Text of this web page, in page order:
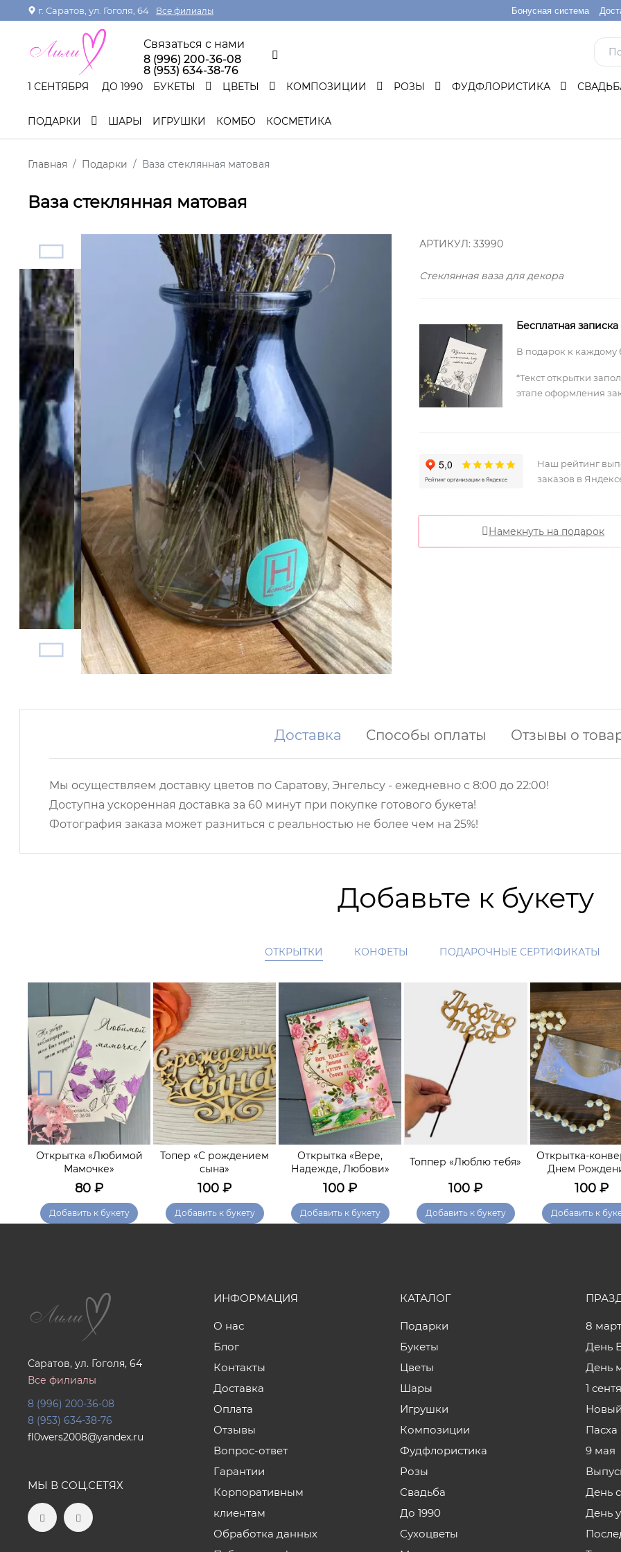
г. Саратов, ул. Гоголя, 64 Все филиалы Бонусная система
Связаться с нами
8 (996) 200-36-08
8 (953) 634-38-76
1 СЕНТЯБРЯ ДО 1990 БУКЕТЫ ЦВЕТЫ КОМПОЗИЦИИ РОЗЫ ФУДФЛОРИСТИКА
ПОДАРКИ ШАРЫ ИГРУШКИ КОМБО КОСМЕТИКА
Главная Подарки Ваза стеклянная матовая
Ваза стеклянная матовая
АРТИКУЛ: 33990
Стеклянная ваза для декора
Бесплатная записка
В подарок к каждому
*Текст открытки
этапе оформления
Наш рейтинг
заказов в
Намекнуть на подарок
Доставка Способы оплаты Отзывы о
Мы осуществляем доставку цветов по Саратову, Энгельсу - ежедневно с 8:00 до 22:00!
Доступна ускоренная доставка за 60 минут при покупке готового букета!
Фотография заказа может разниться с реальностью не более чем на 25%!
Добавьте к букету
ОТКРЫТКИ КОНФЕТЫ ПОДАРОЧНЫЕ СЕРТИФИКАТЫ
Открытка «Любимой
Мамочке»
80 ₽
Добавить к букету
Топер «С рождением
сына»
100 ₽
Добавить к букету
Открытка «Вере,
Надежде, Любови»
100 ₽
Добавить к букету
Топпер «Люблю тебя»
100 ₽
Добавить к букету
Открытка-
Днем
100₽
Добавить к
Саратов, ул. Гоголя, 64
Все филиалы
8 (996) 200-36-08
8 (953) 634-38-76
fl0wers2008@yandex.ru
МЫ В СОЦ.СЕТЯХ
ИНФОРМАЦИЯ
О нас
Блог
Контакты
Доставка
Оплата
Отзывы
Вопрос-ответ
Гарантии
Корпоративным
клиентам
Обработка данных
КАТАЛОГ
Подарки
Букеты
Цветы
Шары
Игрушки
Композиции
Фудфлористика
Розы
Свадьба
До 1990
Сухоцветы
8
День
День
1
Пасха
9 мая
День
День